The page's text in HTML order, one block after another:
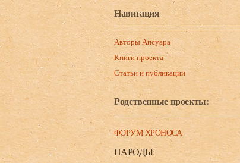
Навигация
Авторы Апсуара
Книги проекта
Статьи и публикации
Родственные проекты:
ФОРУМ ХРОНОСА
НАРОДЫ: